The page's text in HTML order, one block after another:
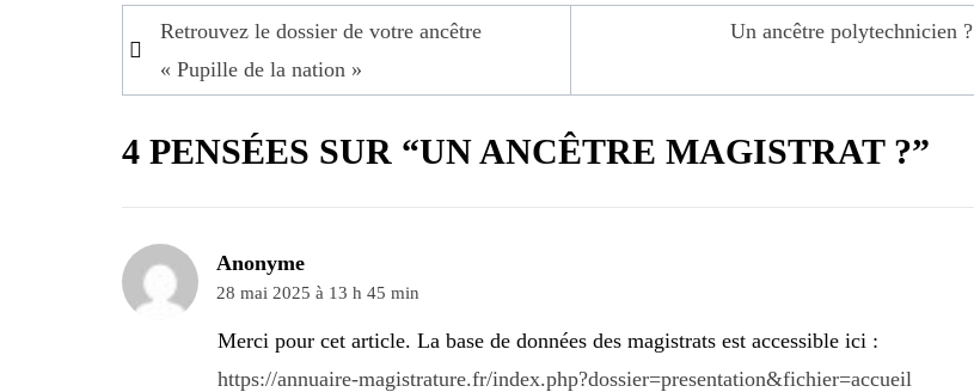
Navigation
de
l’article
Retrouvez le dossier de votre ancêtre
« Pupille de la nation »
Un ancêtre polytechnicien ?
4 PENSÉES SUR “UN ANCÊTRE MAGISTRAT ?”
Anonyme
28 mai 2025 à 13 h 45 min
Merci pour cet article. La base de données des magistrats est accessible ici :
https://annuaire-magistrature.fr/index.php?dossier=presentation&fichier=accueil